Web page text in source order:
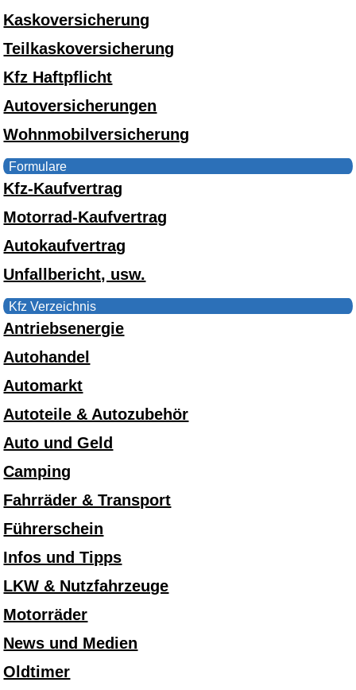
Kaskoversicherung
Teilkaskoversicherung
Kfz Haftpflicht
Autoversicherungen
Wohnmobilversicherung
Formulare
Kfz-Kaufvertrag
Motorrad-Kaufvertrag
Autokaufvertrag
Unfallbericht, usw.
Kfz Verzeichnis
Antriebsenergie
Autohandel
Automarkt
Autoteile & Autozubehör
Auto und Geld
Camping
Fahrräder & Transport
Führerschein
Infos und Tipps
LKW & Nutzfahrzeuge
Motorräder
News und Medien
Oldtimer